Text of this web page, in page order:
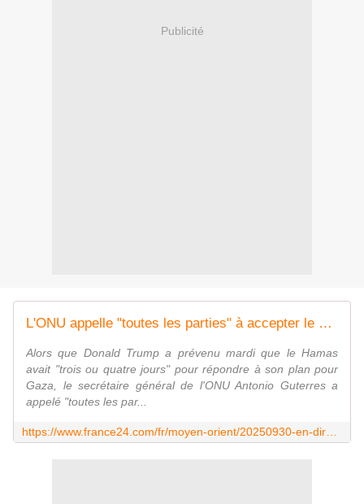
Publicité
L'ONU appelle "toutes les parties" à accepter le plan de Trump pour Gaza
Alors que Donald Trump a prévenu mardi que le Hamas
avait "trois ou quatre jours" pour répondre à son plan pour
Gaza, le secrétaire général de l'ONU Antonio Guterres a
appelé "toutes les par...